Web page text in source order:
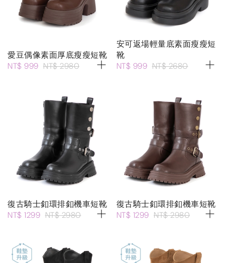
愛豆偶像素面厚底瘦瘦短靴
NT$ 999 NT$ 2980
安可返場輕量底素面瘦瘦短
靴
NT$ 999 NT$ 2680
復古騎士釦環排釦機車短靴
NT$ 1299 NT$ 2980
復古騎士釦環排釦機車短靴
NT$ 1299 NT$ 2980